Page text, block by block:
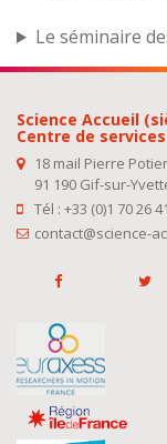
Le séminaire
Science Accueil
Centre de
18 mail Pierre Potier
91 190 Gif-sur-
Tél : +33 (0)1 70 26
contact@science-